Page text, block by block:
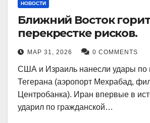
НОВОСТИ
Ближний Восток
перекрестке рисков.
МАР 31, 2026 0 COMMENTS
США и Израиль нанесли удары по
Тегерана (аэропорт Мехрабад,
Центробанка). Иран впервые в
ударил по гражданской…